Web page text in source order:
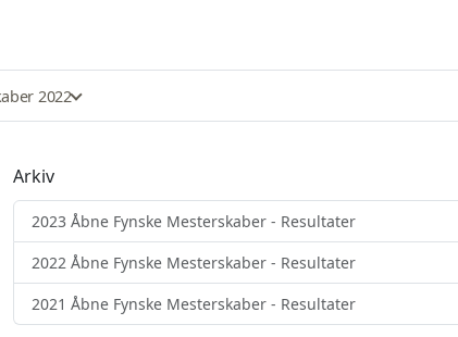
2022
Arkiv
2023 Åbne Fynske Mesterskaber - Resultater
2022 Åbne Fynske Mesterskaber - Resultater
2021 Åbne Fynske Mesterskaber - Resultater